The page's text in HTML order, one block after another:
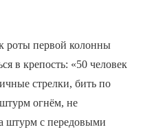
роты первой колонны
в крепость: «50 человек
стрелки, бить по
огнём, не
штурм с передовыми